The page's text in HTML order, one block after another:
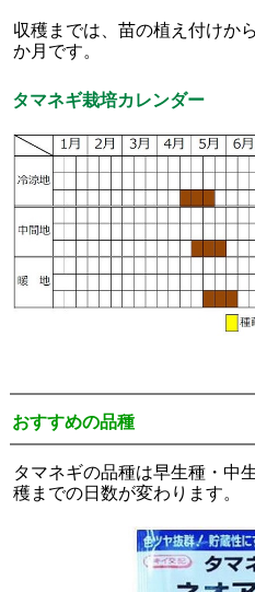
収穫までは、苗の植え付けか
か月です。
タマネギ栽培カレンダー
おすすめの品種
タマネギの品種は早生種・中
穫までの日数が変わります。